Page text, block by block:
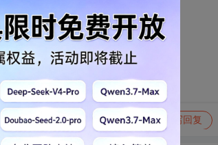
举报 写回复